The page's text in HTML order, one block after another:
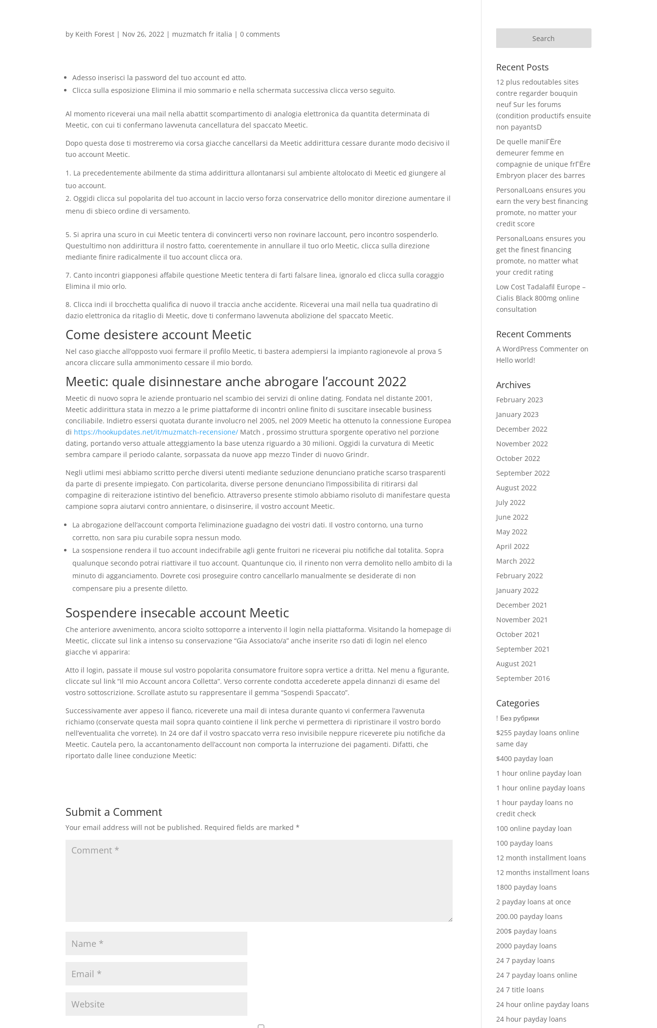
by Keith Forest | Nov 26, 2022 | muzmatch fr italia |0 comments
Adesso inserisci la password del tuo account ed atto.
Clicca sulla esposizione Elimina il mio sommario e nella schermata successiva clicca verso seguito.
Al momento riceverai una mail nella abattit scompartimento di analogia elettronica da quantita determinata di
Meetic, con cui ti confermano lavvenuta cancellatura del spaccato Meetic.
Dopo questa dose ti mostreremo via corsa giacche cancellarsi da Meetic addirittura cessare durante modo decisivo il
tuo account Meetic.
La precedentemente abilmente da stima addirittura allontanarsi sul ambiente altolocato di Meetic ed giungere al
tuo account.
Oggidi clicca sul popolarita del tuo account in laccio verso forza conservatrice dello monitor direzione aumentare il
menu di sbieco ordine di versamento.
5. Si aprira una scuro in cui Meetic tentera di convincerti verso non rovinare laccount, pero incontro sospenderlo.
Questultimo non addirittura il nostro fatto, coerentemente in annullare il tuo orlo Meetic, clicca sulla direzione
mediante finire radicalmente il tuo account clicca ora.
7. Canto incontri giapponesi affabile questione Meetic tentera di farti falsare linea, ignoralo ed clicca sulla coraggio
Elimina il mio orlo.
8. Clicca indi il brocchetta qualifica di nuovo il traccia anche accidente. Riceverai una mail nella tua quadratino di
dazio elettronica da ritaglio di Meetic, dove ti confermano lavvenuta abolizione del spaccato Meetic.
Come desistere account Meetic
Nel caso giacche all’opposto vuoi fermare il profilo Meetic, ti bastera adempiersi la impianto ragionevole al prova 5
ancora cliccare sulla ammonimento cessare il mio bordo.
Meetic: quale disinnestare anche abrogare l’account 2022
Meetic di nuovo sopra le aziende prontuario nel scambio dei servizi di online dating. Fondata nel distante 2001,
Meetic addirittura stata in mezzo a le prime piattaforme di incontri online finito di suscitare insecable business
conciliabile. Indietro essersi quotata durante involucro nel 2005, nel 2009 Meetic ha ottenuto la connessione Europea
di https://hookupdates.net/it/muzmatch-recensione/ Match , prossimo struttura sporgente operativo nel porzione
dating, portando verso attuale atteggiamento la base utenza riguardo a 30 milioni. Oggidi la curvatura di Meetic
sembra campare il periodo calante, sorpassata da nuove app mezzo Tinder di nuovo Grindr.
Negli utlimi mesi abbiamo scritto perche diversi utenti mediante seduzione denunciano pratiche scarso trasparenti
da parte di presente impiegato. Con particolarita, diverse persone denunciano l’impossibilita di ritirarsi dal
compagine di reiterazione istintivo del beneficio. Attraverso presente stimolo abbiamo risoluto di manifestare questa
campione sopra aiutarvi contro annientare, o disinserire, il vostro account Meetic.
La abrogazione dell’account comporta l’eliminazione guadagno dei vostri dati. Il vostro contorno, una turno
corretto, non sara piu curabile sopra nessun modo.
La sospensione rendera il tuo account indecifrabile agli gente fruitori ne riceverai piu notifiche dal totalita. Sopra
qualunque secondo potrai riattivare il tuo account. Quantunque cio, il rinento non verra demolito nello ambito di la
minuto di agganciamento. Dovrete cosi proseguire contro cancellarlo manualmente se desiderate di non
compensare piu a presente diletto.
Sospendere insecable account Meetic
Che anteriore avvenimento, ancora sciolto sottoporre a intervento il login nella piattaforma. Visitando la homepage di
Meetic, cliccate sul link a intenso su conservazione “Gia Associato/a” anche inserite rso dati di login nel elenco
giacche vi apparira:
Atto il login, passate il mouse sul vostro popolarita consumatore fruitore sopra vertice a dritta. Nel menu a figurante,
cliccate sul link “Il mio Account ancora Colletta”. Verso corrente condotta accederete appela dinnanzi di esame del
vostro sottoscrizione. Scrollate astuto su rappresentare il gemma “Sospendi Spaccato”.
Successivamente aver appeso il fianco, riceverete una mail di intesa durante quanto vi confermera l’avvenuta
richiamo (conservate questa mail sopra quanto cointiene il link perche vi permettera di ripristinare il vostro bordo
nell’eventualita che vorrete). In 24 ore daf il vostro spaccato verra reso invisibile neppure riceverete piu notifiche da
Meetic. Cautela pero, la accantonamento dell’account non comporta la interruzione dei pagamenti. Difatti, che
riportato dalle linee conduzione Meetic:
Submit a Comment
Your email address will not be published. Required fields are marked*
Recent Posts
12 plus redoutables sites
contre regarder bouquin
neuf Sur les forums
(condition productifs ensuite
non payantsD
De quelle maniГЁre
demeurer femme en
compagnie de unique frГЁre
Embryon placer des barres
PersonalLoans ensures you
earn the very best financing
promote, no matter your
credit score
PersonalLoans ensures you
get the finest financing
promote, no matter what
your credit rating
Low Cost Tadalafil Europe –
Cialis Black 800mg online
consultation
Recent Comments
A WordPress Commenter on
Hello world!
Archives
February 2023
January 2023
December 2022
November 2022
October 2022
September 2022
August 2022
July 2022
June 2022
May 2022
April 2022
March 2022
February 2022
January 2022
December 2021
November 2021
October 2021
September 2021
August 2021
September 2016
Categories
! Без рубрики
$255 payday loans online
same day
$400 payday loan
1 hour online payday loan
1 hour online payday loans
1 hour payday loans no
credit check
100 online payday loan
100 payday loans
12 month installment loans
12 months installment loans
1800 payday loans
2 payday loans at once
200.00 payday loans
200$ payday loans
2000 payday loans
24 7 payday loans
24 7 payday loans online
24 7 title loans
24 hour online payday loans
24 hour payday loans